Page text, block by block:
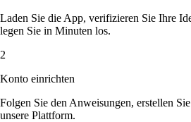
Laden Sie die App, verifizieren Sie Ihre
legen Sie in Minuten los.
2
Konto einrichten
Folgen Sie den Anweisungen, erstellen
unsere Plattform.